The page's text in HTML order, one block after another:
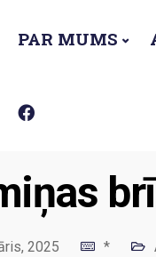
PAR MUMS
2025 *